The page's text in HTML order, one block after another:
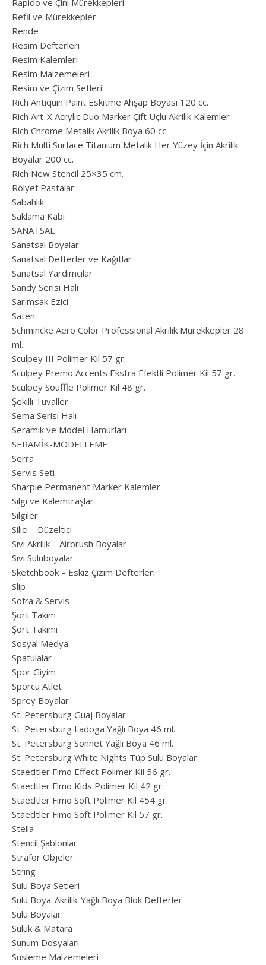
Rapido ve Çini Mürekkepleri
Refil ve Mürekkepler
Rende
Resim Defterleri
Resim Kalemleri
Resim Malzemeleri
Resim ve Çizim Setleri
Rich Antiquin Paint Eskitme Ahşap Boyası 120 cc.
Rich Art-X Acrylic Duo Marker Çift Uçlu Akrilik Kalemler
Rich Chrome Metalik Akrilik Boya 60 cc.
Rich Multi Surface Titanium Metalik Her Yüzey İçin Akrilik
Boyalar 200 cc.
Rich New Stencil 25×35 cm.
Rölyef Pastalar
Sabahlık
Saklama Kabı
SANATSAL
Sanatsal Boyalar
Sanatsal Defterler ve Kağıtlar
Sanatsal Yardımcılar
Sandy Serisi Halı
Sarımsak Ezici
Saten
Schmincke Aero Color Professional Akrilik Mürekkepler 28
ml.
Sculpey III Polimer Kil 57 gr.
Sculpey Premo Accents Ekstra Efektli Polimer Kil 57 gr.
Sculpey Souffle Polimer Kil 48 gr.
Şekilli Tuvaller
Sema Serisi Halı
Seramik ve Model Hamurları
SERAMİK-MODELLEME
Serra
Servis Seti
Sharpie Permanent Marker Kalemler
Silgi ve Kalemtraşlar
Silgiler
Silici – Düzeltici
Sıvı Akrilik – Airbrush Boyalar
Sıvı Suluboyalar
Sketchbook – Eskiz Çizim Defterleri
Slip
Sofra & Servis
Şort Takım
Şort Takımı
Sosyal Medya
Spatulalar
Spor Giyim
Sporcu Atlet
Sprey Boyalar
St. Petersburg Guaj Boyalar
St. Petersburg Ladoga Yağlı Boya 46 ml.
St. Petersburg Sonnet Yağlı Boya 46 ml.
St. Petersburg White Nights Tüp Sulu Boyalar
Staedtler Fimo Effect Polimer Kil 56 gr.
Staedtler Fimo Kids Polimer Kil 42 gr.
Staedtler Fimo Soft Polimer Kil 454 gr.
Staedtler Fimo Soft Polimer Kil 57 gr.
Stella
Stencil Şablonlar
Strafor Objeler
String
Sulu Boya Setleri
Sulu Boya-Akrilik-Yağlı Boya Blok Defterler
Sulu Boyalar
Suluk & Matara
Sunum Dosyaları
Süsleme Malzemeleri